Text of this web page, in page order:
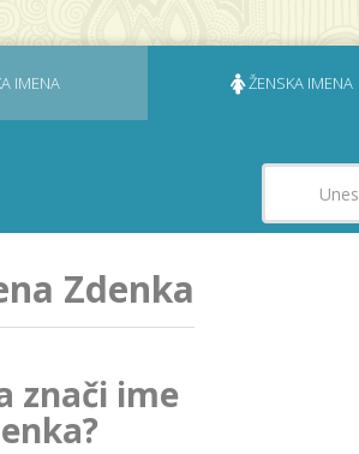
IMENA ŽENSKA IMENA
Zdenka
znači ime